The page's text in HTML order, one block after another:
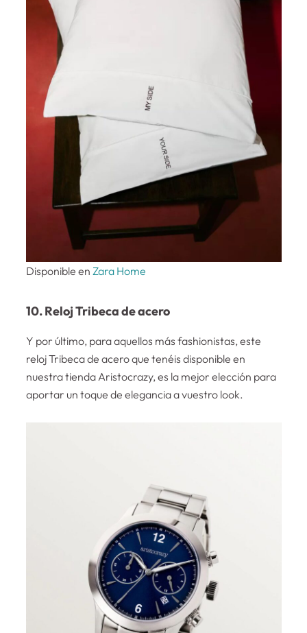
Disponible en Zara Home
10. Reloj Tribeca de acero
Y por último, para aquellos más fashionistas, este
reloj Tribeca de acero que tenéis disponible en
nuestra tienda Aristocrazy, es la mejor elección para
aportar un toque de elegancia a vuestro look.